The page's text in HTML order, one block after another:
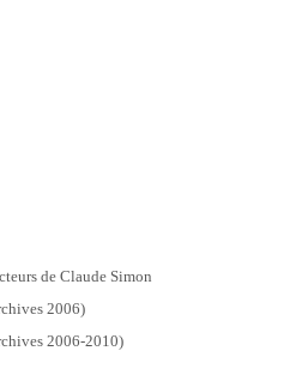
de Claude Simon
2006)
2006-2010)